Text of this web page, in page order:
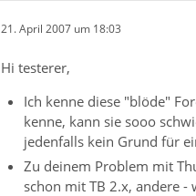
21. April 2007 um 18:03
Hi testerer,
Ich kenne diese "blöde"
kenne, kann sie sooo
jedenfalls kein Grund für
Zu deinem Problem mit
schon mit TB 2.x, andere